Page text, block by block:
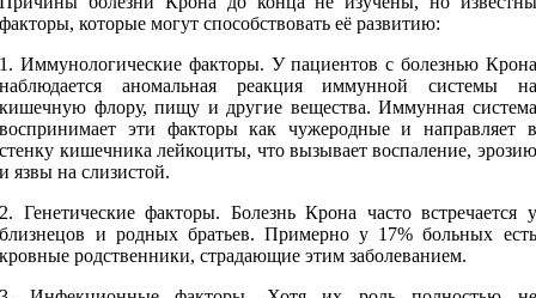
факторы, которые могут способствовать её развитию:
1. Иммунологические факторы. У пациентов с болезнью Крона
наблюдается аномальная реакция иммунной системы на
кишечную флору, пищу и другие вещества. Иммунная система
воспринимает эти факторы как чужеродные и направляет в
стенку кишечника лейкоциты, что вызывает воспаление, эрозию
и язвы на слизистой.
2. Генетические факторы. Болезнь Крона часто встречается у
близнецов и родных братьев. Примерно у 17% больных есть
кровные родственники, страдающие этим заболеванием.